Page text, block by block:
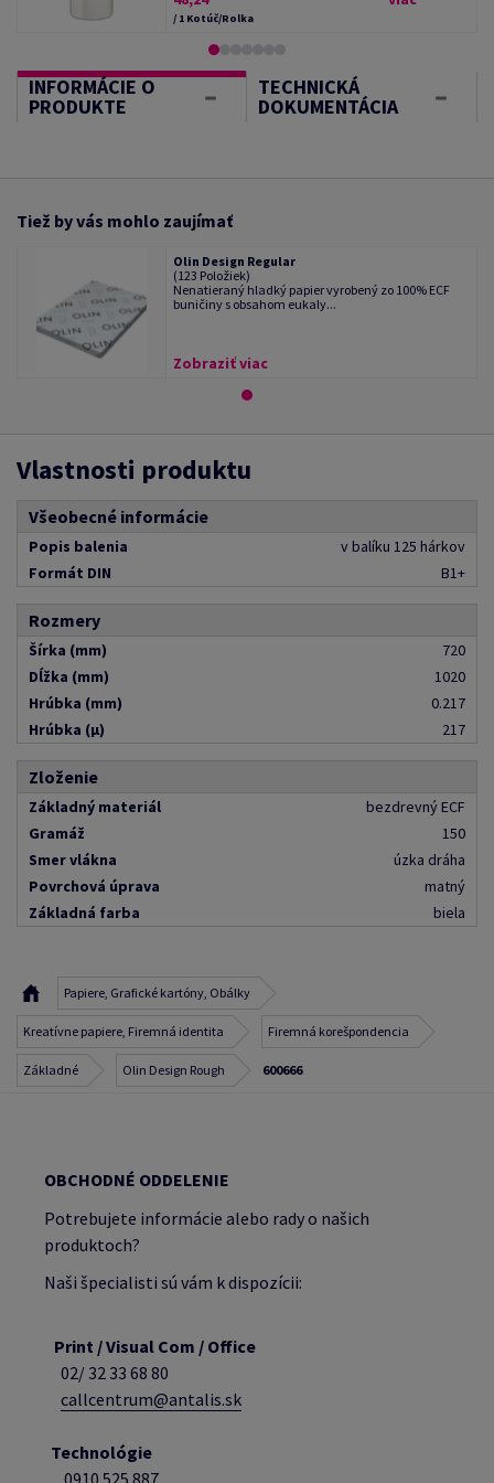
/ 1 Kotúč/Rolka
INFORMÁCIE O
PRODUKTE
TECHNICKÁ
DOKUMENTÁCIA
Tiež by vás mohlo zaujímať
Olin Design Regular
(123 Položiek)
Nenatieraný hladký papier vyrobený zo 100% ECF
buničiny s obsahom eukaly...
Zobraziť viac
Vlastnosti produktu
Všeobecné informácie
Popis balenia
v balíku 125 hárkov
Formát DIN
B1+
Rozmery
Šírka (mm)
720
Dĺžka (mm)
1020
Hrúbka (mm)
0.217
Hrúbka (μ)
217
Zloženie
Základný materiál
bezdrevný ECF
Gramáž
150
Smer vlákna
úzka dráha
Povrchová úprava
matný
Základná farba
biela
Papiere, Grafické kartóny, Obálky
Kreatívne papiere, Firemná identita Firemná korešpondencia
Základné Olin Design Rough 600666
OBCHODNÉ ODDELENIE
Potrebujete informácie alebo rady o našich
produktoch?
Naši špecialisti sú vám k dispozícii:
Print / Visual Com / Office
02/ 32 33 68 80
callcentrum@antalis.sk
Technológie
0910 525 887